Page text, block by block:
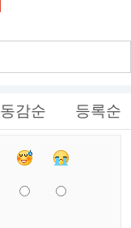
동감순 등록순